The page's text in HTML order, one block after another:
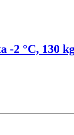
-2 °C, 130